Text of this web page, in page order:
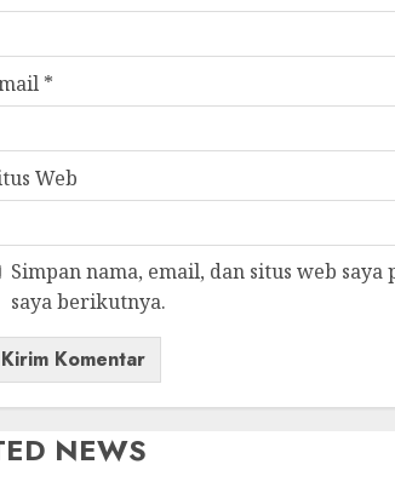
*
Web
Simpan nama, email, dan situs web
saya berikutnya.
NEWS